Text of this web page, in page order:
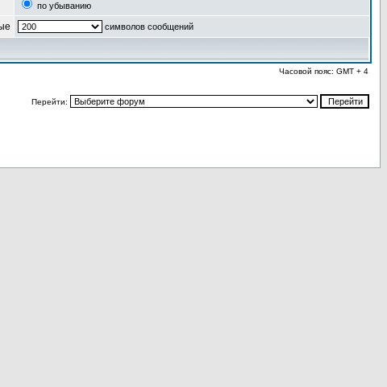
по убыванию
символов сообщений
Часовой пояс: GMT + 4
Перейти: